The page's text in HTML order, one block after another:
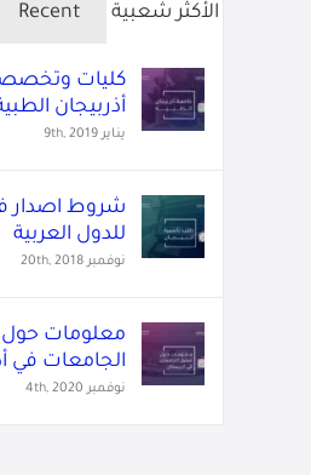
الأكثر شعبية Recent
كليات
أذربيجان
يناير 9th, 2019
شروط اصدار
للدول العربية
نوفمبر 20th, 2018
معلومات
الجامعات في
نوفمبر 4th, 2020